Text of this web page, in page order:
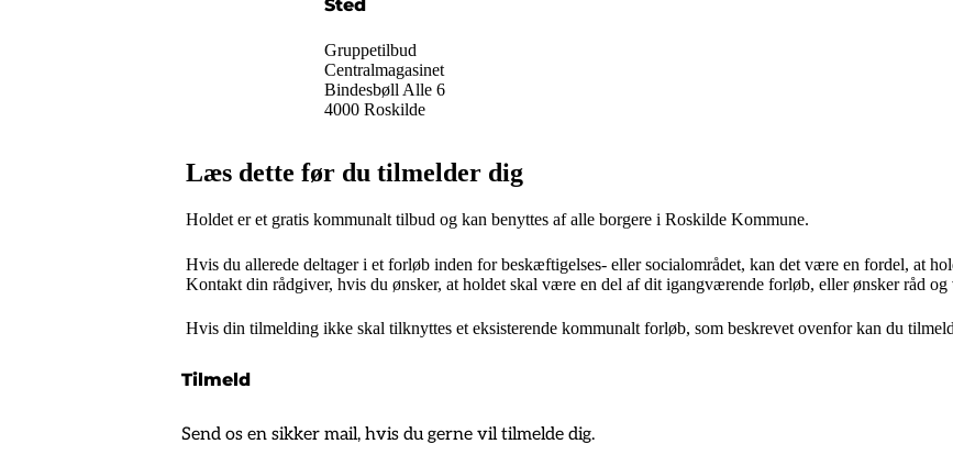
Sted
Gruppetilbud
Centralmagasinet
Bindesbøll Alle 6
4000 Roskilde
Læs dette før du tilmelder dig
Holdet er et gratis kommunalt tilbud og kan benyttes af alle borgere i Roskilde Kommune.
Hvis du allerede deltager i et forløb inden for beskæftigelses- eller socialområdet, kan det være en fordel, at
Kontakt din rådgiver, hvis du ønsker, at holdet skal være en del af dit igangværende forløb, eller ønsker råd og
Hvis din tilmelding ikke skal tilknyttes et eksisterende kommunalt forløb, som beskrevet ovenfor kan du
Tilmeld
Send os en sikker mail, hvis du gerne vil tilmelde dig.